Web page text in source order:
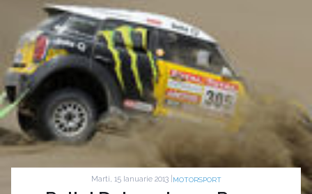
Marti, 15 Ianuarie 2013 | MOTORSPORT